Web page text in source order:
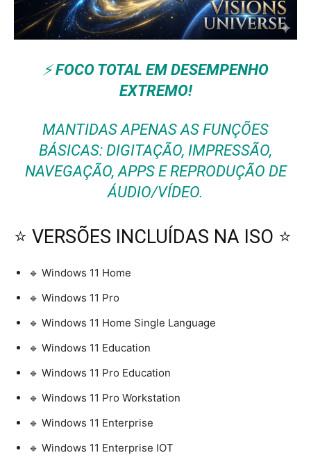
⚡FOCO TOTAL EM DESEMPENHO
EXTREMO!
MANTIDAS APENAS AS FUNÇÕES
BÁSICAS: DIGITAÇÃO, IMPRESSÃO,
NAVEGAÇÃO, APPS E REPRODUÇÃO DE
ÁUDIO/VÍDEO.
⭐ VERSÕES INCLUÍDAS NA ISO ⭐
🔹 Windows 11 Home
🔹 Windows 11 Pro
🔹 Windows 11 Home Single Language
🔹 Windows 11 Education
🔹 Windows 11 Pro Education
🔹 Windows 11 Pro Workstation
🔹 Windows 11 Enterprise
🔹 Windows 11 Enterprise IOT